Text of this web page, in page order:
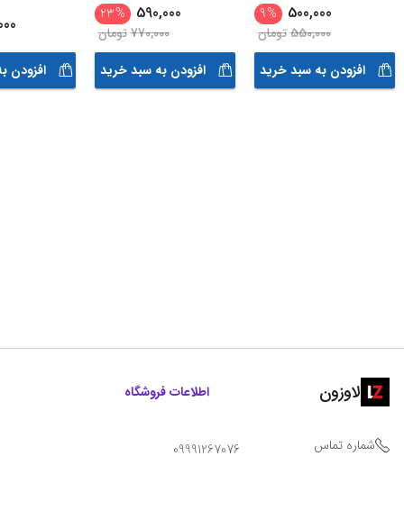
500,000
%
9
550,000تومان
افزودن به سبد خرید
590,000
%
23
770,000تومان
افزودن به سبد خرید
افزودن
لاوزون اطلاعات فروشگاه
شماره تماس 09991267076